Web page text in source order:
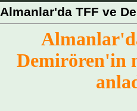
Almanlar'da TFF ve
Demirören'in